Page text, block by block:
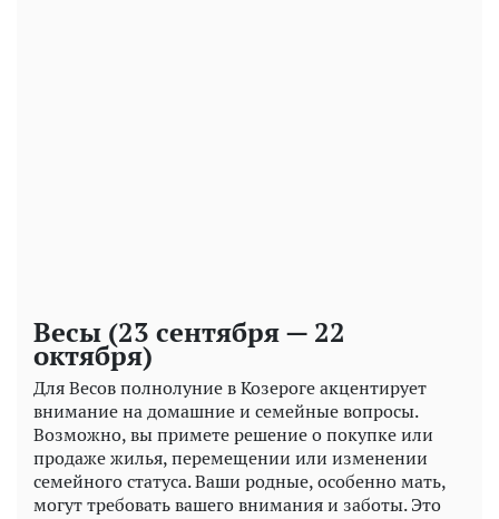
Весы (23 сентября — 22
октября)
Для Весов полнолуние в Козероге акцентирует
внимание на домашние и семейные вопросы.
Возможно, вы примете решение о покупке или
продаже жилья, перемещении или изменении
семейного статуса. Ваши родные, особенно мать,
могут требовать вашего внимания и заботы. Это